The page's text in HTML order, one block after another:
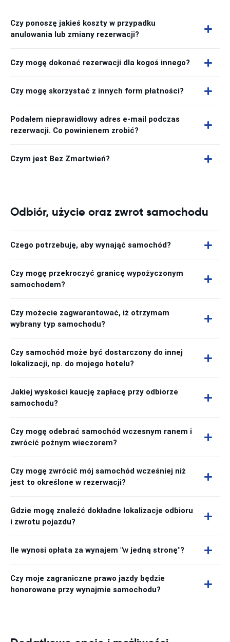
Czy ponoszę jakieś koszty w przypadku
anulowania lub zmiany rezerwacji?
Czy mogę dokonać rezerwacji dla kogoś innego?
Czy mogę skorzystać z innych form płatności?
Podałem nieprawidłowy adres e-mail podczas
rezerwacji. Co powinienem zrobić?
Czym jest Bez Zmartwień?
Odbiór, użycie oraz zwrot samochodu
Czego potrzebuję, aby wynająć samochód?
Czy mogę przekroczyć granicę wypożyczonym
samochodem?
Czy możecie zagwarantować, iż otrzymam
wybrany typ samochodu?
Czy samochód może być dostarczony do innej
lokalizacji, np. do mojego hotelu?
Jakiej wyskości kaucję zapłacę przy odbiorze
samochodu?
Czy mogę odebrać samochód wczesnym ranem i
zwrócić poźnym wieczorem?
Czy mogę zwrócić mój samochód wcześniej niż
jest to określone w rezerwacji?
Gdzie mogę znaleźć dokładne lokalizacje odbioru
i zwrotu pojazdu?
Ile wynosi opłata za wynajem "w jedną stronę"?
Czy moje zagraniczne prawo jazdy będzie
honorowane przy wynajmie samochodu?